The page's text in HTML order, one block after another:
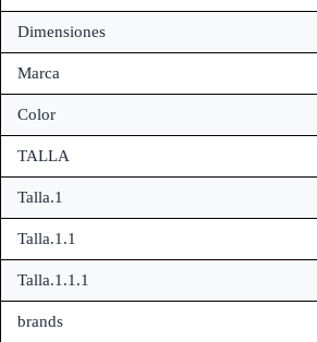
Dimensiones
Marca
Color
TALLA
Talla.1
Talla.1.1
Talla.1.1.1
brands